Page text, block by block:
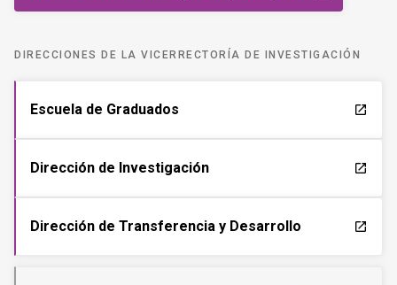
DIRECCIONES DE LA VICERRECTORÍA DE INVESTIGACIÓN
Escuela de Graduados launch
Dirección de Investigación launch
Dirección de Transferencia y Desarrollo launch